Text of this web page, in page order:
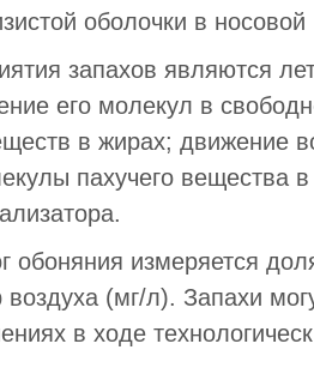
оболочки в носовой
запахов являются
его молекул в
в жирах; движение
пахучего вещества в
обоняния измеряется
(мг/л). Запахи
в ходе